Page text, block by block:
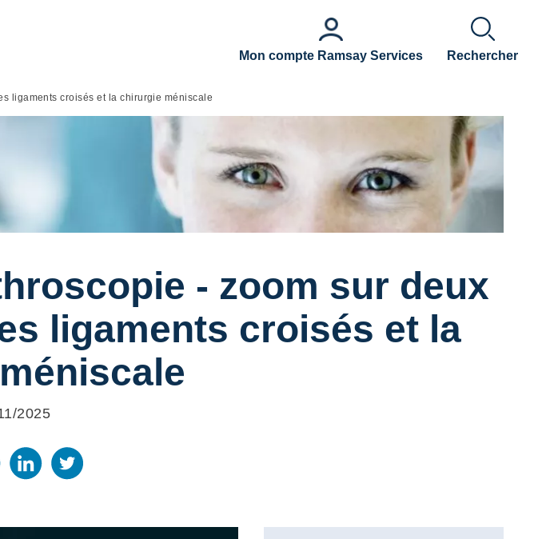
Mon compte Ramsay Services Rechercher
ligaments croisés et la chirurgie méniscale
- zoom sur deux
ligaments croisés et la
2025